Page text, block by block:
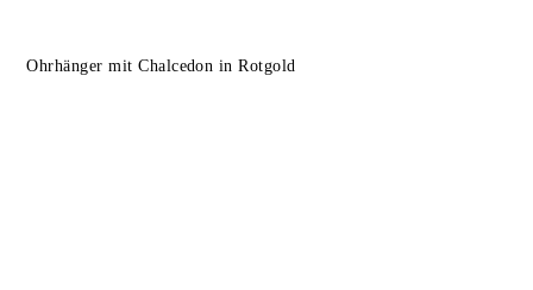
Ohrhänger mit Chalcedon in Rotgold